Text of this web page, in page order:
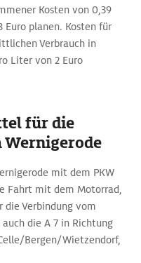
Kosten von 0,39
planen. Kosten für
Verbrauch in
Liter von 2 Euro
für die
Wernigerode
mit dem PKW
Fahrt mit dem Motorrad,
die Verbindung vom
die A 7 in Richtung
Bergen/Wietzendorf,